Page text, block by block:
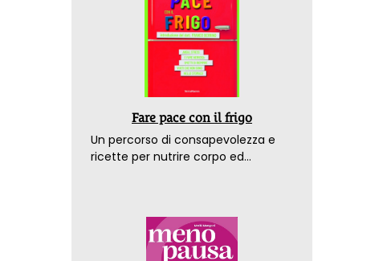
Fare pace con il frigo
Un percorso di consapevolezza e
ricette per nutrire corpo ed